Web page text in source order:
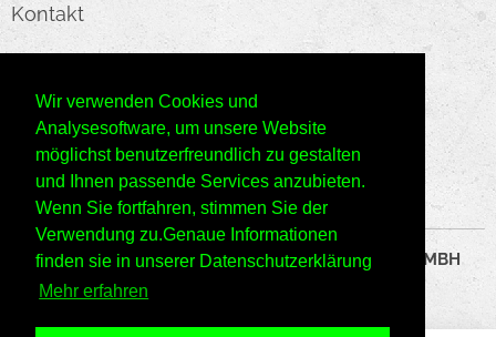
Wir verwenden Cookies und
Analysesoftware, um unsere Website
möglichst benutzerfreundlich zu gestalten
und Ihnen passende Services anzubieten.
Wenn Sie fortfahren, stimmen Sie der
Verwendung zu.Genaue Informationen
finden sie in unserer Datenschutzerklärung
Mehr erfahren
Kontakt
E-Mail:office@kmc-web.at
Telefon: +43660/6666143
©2024 Alle Rechte vorbehalten KMC HANDELS GMBH
Datenschutzrichtlinien